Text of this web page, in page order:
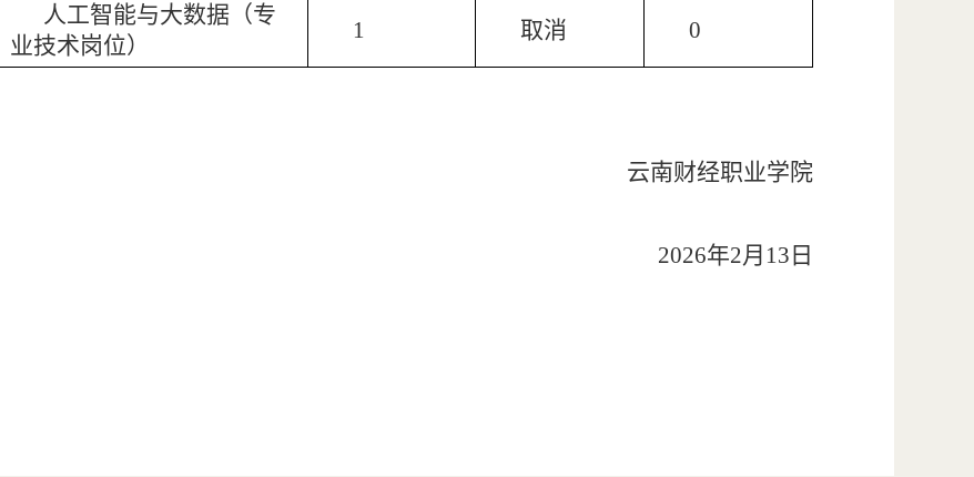
人工智能与大数据（专
业技术岗位）
1 取消 0
云南财经职业学院
2026年2月 13 日